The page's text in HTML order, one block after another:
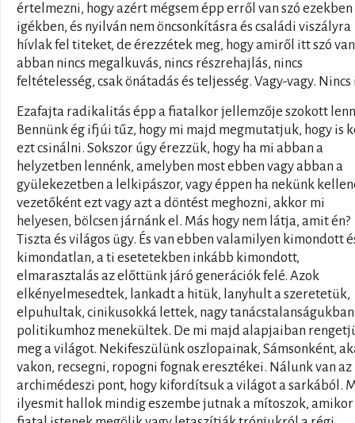
értelmezni, hogy azért mégsem épp erről van szó ezekben
igékben, és nyilván nem öncsonkításra és családi viszályra
hívlak fel titeket, de érezzétek meg, hogy amiről itt szó
abban nincs megalkuvás, nincs részrehajlás, nincs
feltételesség, csak önátadás és teljesség. Vagy-vagy. Nincs
Ezafajta radikalitás épp a fiatalkor jellemzője szokott
Bennünk ég ifjúi tűz, hogy mi majd megmutatjuk, hogy is
ezt csinálni. Sokszor úgy érezzük, hogy ha mi abban a
helyzetben lennénk, amelyben most ebben vagy abban a
gyülekezetben a lelkipászor, vagy éppen ha nekünk
vezetőként ezt vagy azt a döntést meghozni, akkor mi
helyesen, bölcsen járnánk el. Más hogy nem látja, amit én?
Tiszta és világos ügy. És van ebben valamilyen kimondott
kimondatlan, a ti esetetekben inkább kimondott,
elmarasztalás az előttünk járó generációk felé. Azok
elkényelmesedtek, lankadt a hitük, lanyhult a szeretetük,
elpuhultak, cinikusokká lettek, nagy
politikumhoz menekültek. De mi majd alapjaiban
meg a világot. Nekifeszülünk oszlopainak, Sámsonként,
vakon, recsegni, ropogni fognak eresztékei. Nálunk van az
archimédeszi pont, hogy kifordítsuk a világot a sarkából.
ilyesmit hallok mindig eszembe jutnak a mítoszok, amikor